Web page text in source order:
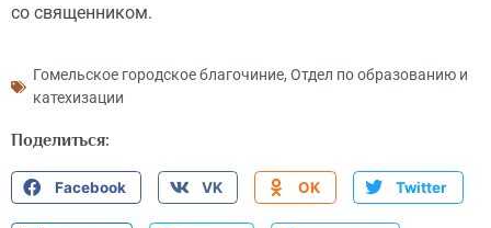
со священником.
Гомельское городское благочиние, Отдел по образованию и
катехизации
Поделиться:
Facebook VK OK Twitter